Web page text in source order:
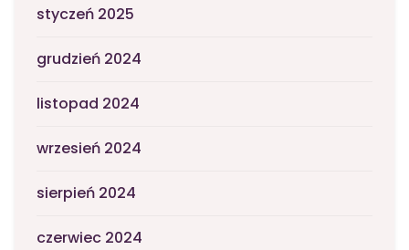
styczeń 2025
grudzień 2024
listopad 2024
wrzesień 2024
sierpień 2024
czerwiec 2024